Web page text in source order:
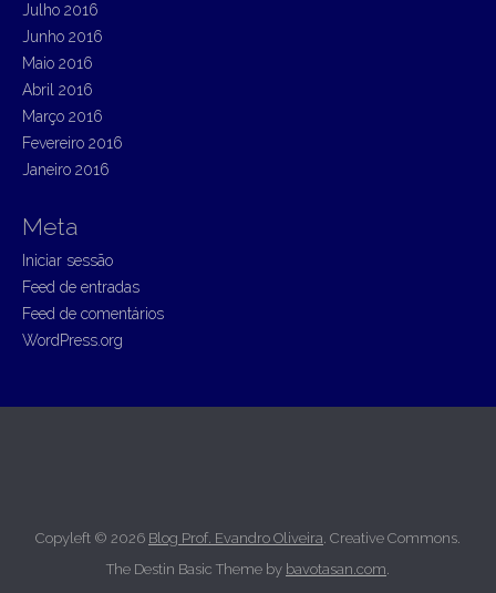
Julho 2016
Junho 2016
Maio 2016
Abril 2016
Março 2016
Fevereiro 2016
Janeiro 2016
Meta
Iniciar sessão
Feed de entradas
Feed de comentários
WordPress.org
Copyleft © 2026 Blog Prof. Evandro Oliveira. Creative Commons.
The Destin Basic Theme by bavotasan.com.